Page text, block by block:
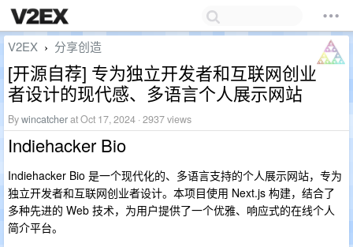
V2EX › 分享创造
[开源自荐] 专为独立开发者和互联网创业
者设计的现代感、多语言个人展示网站
Bywincatcherat Oct 17, 2024 · 2937 views
Indiehacker Bio
Indiehacker Bio 是一个现代化的、多语言支持的个人展示网站，专为
独立开发者和互联网创业者设计。本项目使用 Next.js 构建，结合了
多种先进的 Web 技术，为用户提供了一个优雅、响应式的在线个人
简介平台。